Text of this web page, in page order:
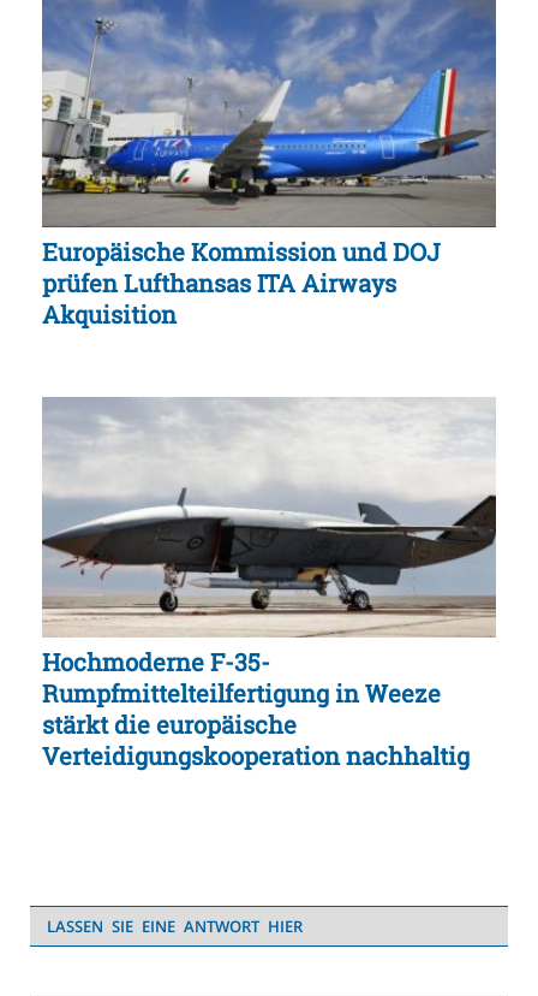
Europäische Kommission und DOJ
prüfen Lufthansas ITA Airways
Akquisition
Hochmoderne F-35-
Rumpfmittelteilfertigung in Weeze
stärkt die europäische
Verteidigungskooperation nachhaltig
LASSEN SIE EINE ANTWORT HIER